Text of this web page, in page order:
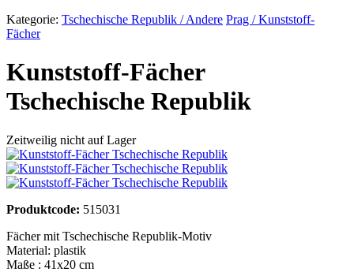
Kategorie: Tschechische Republik / Andere Prag / Kunststoff-
Fächer
Kunststoff-Fächer
Tschechische Republik
Zeitweilig nicht auf Lager
Produktcode: 515031
Fächer mit Tschechische Republik-Motiv
Material: plastik
Maße : 41x20 cm